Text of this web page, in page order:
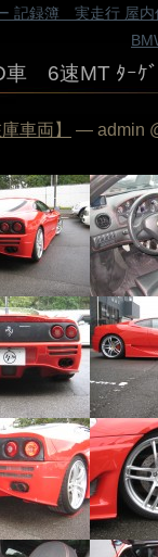
記録簿 実走行 屋内
6速MT ﾀｰｹﾞ
車両】 — admin